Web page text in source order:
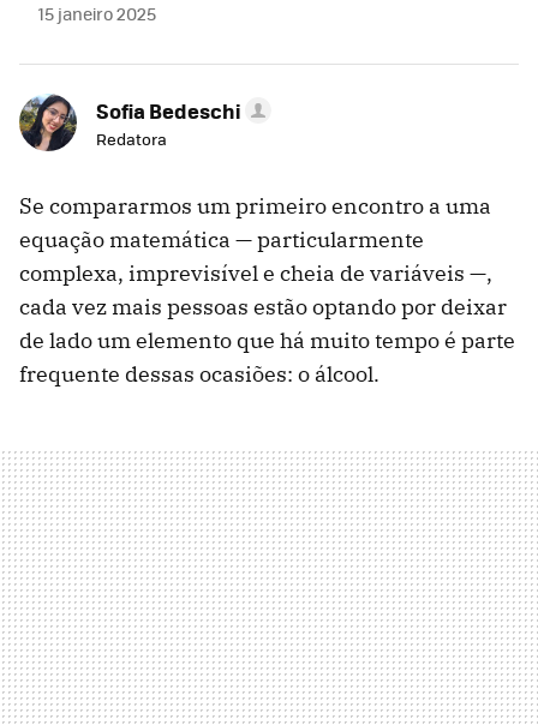
15 janeiro 2025
Sofia Bedeschi
Redatora
Se compararmos um primeiro encontro a uma
equação matemática — particularmente
complexa, imprevisível e cheia de variáveis —,
cada vez mais pessoas estão optando por deixar
de lado um elemento que há muito tempo é parte
frequente dessas ocasiões: o álcool.